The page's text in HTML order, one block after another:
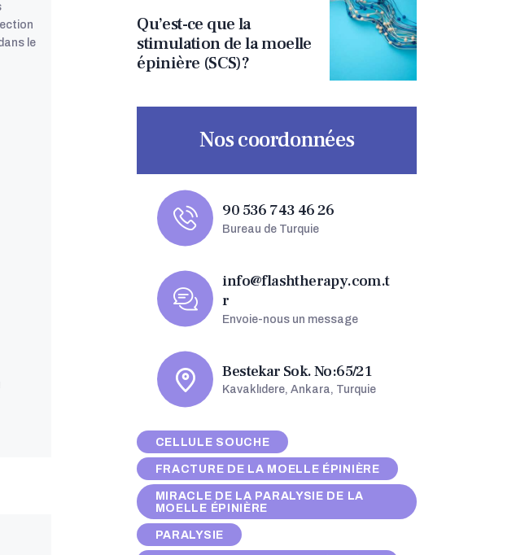
le
Qu’est-ce que la
stimulation de la moelle
épinière (SCS)?
Nos coordonnées
90 536 743 46 26
Bureau de Turquie
info@flashtherapy.com.t
r
Envoie-nous un message
Bestekar Sok. No:65/21
Kavaklıdere, Ankara, Turquie
CELLULE SOUCHE
FRACTURE DE LA MOELLE ÉPINIÈRE
MIRACLE DE LA PARALYSIE DE LA
MOELLE ÉPINIÈRE
PARALYSIE